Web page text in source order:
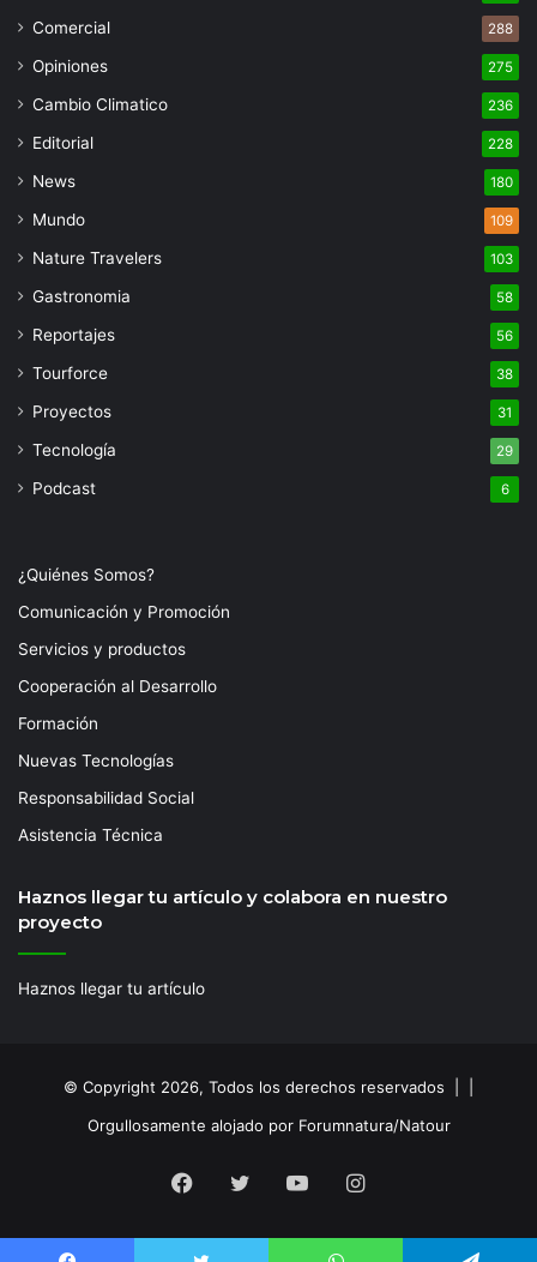
Comercial 288
Opiniones 275
Cambio Climatico 236
Editorial 228
News 180
Mundo 109
Nature Travelers 103
Gastronomia 58
Reportajes 56
Tourforce 38
Proyectos 31
Tecnología 29
Podcast 6
¿Quiénes Somos?
Comunicación y Promoción
Servicios y productos
Cooperación al Desarrollo
Formación
Nuevas Tecnologías
Responsabilidad Social
Asistencia Técnica
Haznos llegar tu artículo y colabora en nuestro
proyecto
Haznos llegar tu artículo
© Copyright 2026, Todos los derechos reservados | |
Orgullosamente alojado por Forumnatura/Natour
Facebook
TwitterYouTubeInstagram